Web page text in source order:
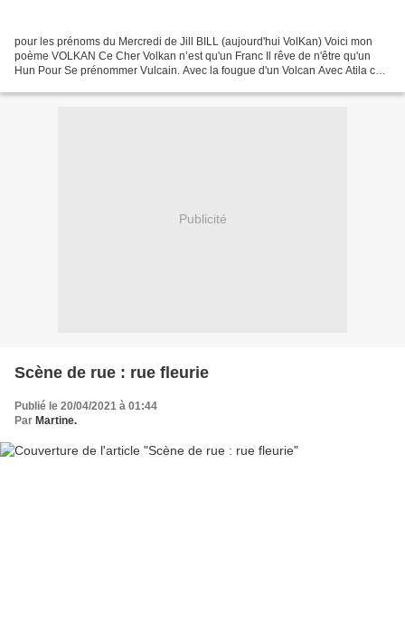
pour les prénoms du Mercredi de Jill BILL (aujourd'hui VolKan) Voici mon
poème VOLKAN Ce Cher Volkan n’est qu'un Franc Il rêve de n'être qu'un
Hun Pour Se prénommer Vulcain. Avec la fougue d'un Volcan Avec Atila chef
Publicité
Scène de rue : rue fleurie
Publié le 20/04/2021 à 01:44
Par Martine.